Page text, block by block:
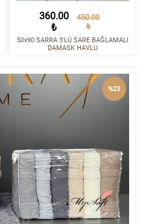
360.00
₺
450.00
₺
50x90 SARRA 3'LÜ SARE BAĞLAMALI
DAMASK HAVLU
%23